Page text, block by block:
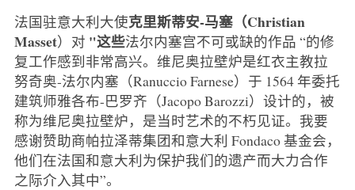
法国驻意大利大使克里斯蒂安-马塞（Christian
Masset）对 "这些法尔内塞宫不可或缺的作品 “的修
复工作感到非常高兴。维尼奥拉壁炉是红衣主教拉
努奇奥-法尔内塞（Ranuccio Farnese）于 1564 年委托
建筑师雅各布-巴罗齐（Jacopo Barozzi）设计的，被
称为维尼奥拉壁炉，是当时艺术的不朽见证。我要
感谢赞助商帕拉泽蒂集团和意大利 Fondaco 基金会，
他们在法国和意大利为保护我们的遗产而大力合作
之际介入其中”。